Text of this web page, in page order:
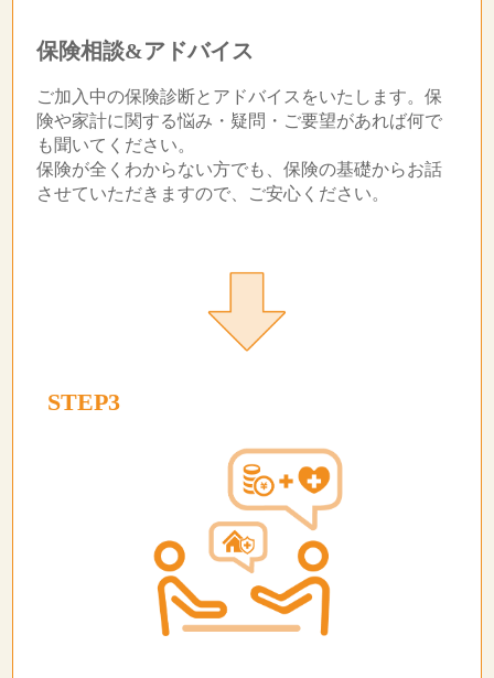
保険相談&アドバイス
ご加入中の保険診断とアドバイスをいたします。保
険や家計に関する悩み・疑問・ご要望があれば何で
も聞いてください。
保険が全くわからない方でも、保険の基礎からお話
させていただきますので、ご安心ください。
STEP3